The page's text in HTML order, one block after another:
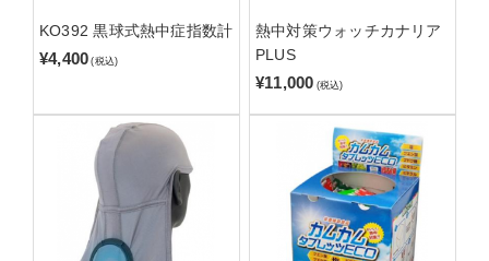
KO392 黒球式熱中症指数計
¥4,400 (税込)
熱中対策ウォッチカナリア
PLUS
¥11,000 (税込)